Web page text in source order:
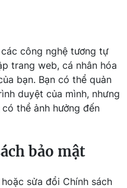
công nghệ tương tự
trang web, cá nhân hóa
bạn. Bạn có thể quản
duyệt của mình, nhưng
thể ảnh hưởng đến
bảo mật
sửa đổi Chính sách